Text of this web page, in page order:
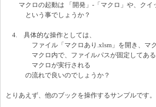
マクロの起動は 「開発」-「マクロ」や、クイ
という事でしょうか？
4. 具体的な操作としては、
ファイル「マクロあり.xlsm」を開き、マク
マクロ内で、ファイルパスが固定してある
マクロが実行される
の流れで良いのでしょうか？
とりあえず、他のブックを操作するサンプルです。